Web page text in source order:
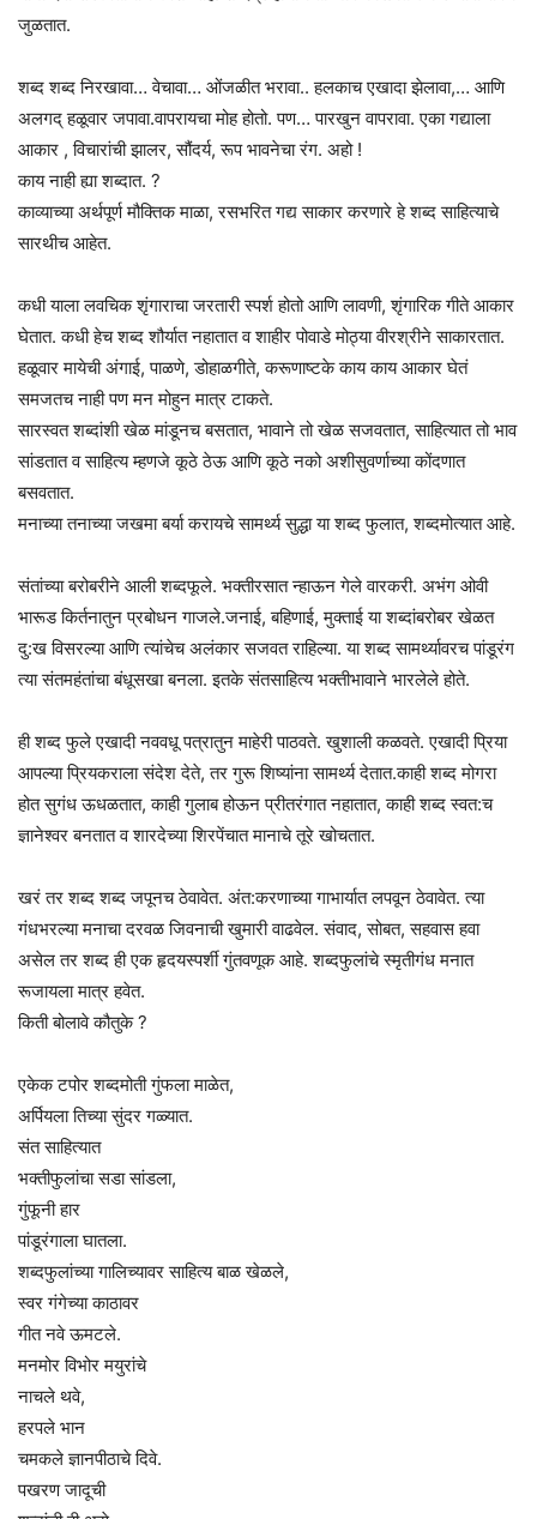
जुळतात.
शब्द शब्द निरखावा… वेचावा… ओंजळीत भरावा.. हलकाच एखादा झेलावा,… आणि
अलगद् हळूवार जपावा.वापरायचा मोह होतो. पण… पारखुन वापरावा. एका गद्याला
आकार , विचारांची झालर, सौंदर्य, रूप भावनेचा रंग. अहो !
काय नाही ह्या शब्दात. ?
काव्याच्या अर्थपूर्ण मौक्तिक माळा, रसभरित गद्य साकार करणारे हे शब्द साहित्याचे
सारथीच आहेत.
कधी याला लवचिक शृंगाराचा जरतारी स्पर्श होतो आणि लावणी, शृंगारिक गीते आकार
घेतात. कधी हेच शब्द शौर्यात नहातात व शाहीर पोवाडे मोठ्या वीरश्रीने साकारतात.
हळूवार मायेची अंगाई, पाळणे, डोहाळगीते, करूणाष्टके काय काय आकार घेतं
समजतच नाही पण मन मोहुन मात्र टाकते.
सारस्वत शब्दांशी खेळ मांडूनच बसतात, भावाने तो खेळ सजवतात, साहित्यात तो भाव
सांडतात व साहित्य म्हणजे कूठे ठेऊ आणि कूठे नको अशीसुवर्णाच्या कोंदणात
बसवतात.
मनाच्या तनाच्या जखमा बर्या करायचे सामर्थ्य सुद्धा या शब्द फुलात, शब्दमोत्यात आहे.
संतांच्या बरोबरीने आली शब्दफूले. भक्तीरसात न्हाऊन गेले वारकरी. अभंग ओवी
भारूड किर्तनातुन प्रबोधन गाजले.जनाई, बहिणाई, मुक्ताई या शब्दांबरोबर खेळत
दु:ख विसरल्या आणि त्यांचेच अलंकार सजवत राहिल्या. या शब्द सामर्थ्यावरच पांडूरंग
त्या संतमहंतांचा बंधूसखा बनला. इतके संतसाहित्य भक्तीभावाने भारलेले होते.
ही शब्द फुले एखादी नववधू पत्रातुन माहेरी पाठवते. खुशाली कळवते. एखादी प्रिया
आपल्या प्रियकराला संदेश देते, तर गुरू शिष्यांना सामर्थ्य देतात.काही शब्द मोगरा
होत सुगंध ऊधळतात, काही गुलाब होऊन प्रीतरंगात नहातात, काही शब्द स्वत:च
ज्ञानेश्वर बनतात व शारदेच्या शिरपेंचात मानाचे तूरे खोचतात.
खरं तर शब्द शब्द जपूनच ठेवावेत. अंत:करणाच्या गाभार्यात लपवून ठेवावेत. त्या
गंधभरल्या मनाचा दरवळ जिवनाची खुमारी वाढवेल. संवाद, सोबत, सहवास हवा
असेल तर शब्द ही एक हृदयस्पर्शी गुंतवणूक आहे. शब्दफुलांचे स्मृतीगंध मनात
रूजायला मात्र हवेत.
किती बोलावे कौतुके ?
एकेक टपोर शब्दमोती गुंफला माळेत,
अर्पियला तिच्या सुंदर गळ्यात.
संत साहित्यात
भक्तीफुलांचा सडा सांडला,
गुंफूनी हार
पांडूरंगाला घातला.
शब्दफुलांच्या गालिच्यावर साहित्य बाळ खेळले,
स्वर गंगेच्या काठावर
गीत नवे ऊमटले.
मनमोर विभोर मयुरांचे
नाचले थवे,
हरपले भान
चमकले ज्ञानपीठाचे दिवे.
पखरण जादूची